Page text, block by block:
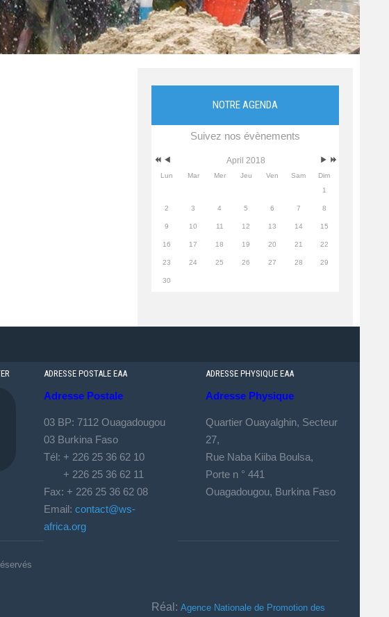
NOTRE AGENDA
Suivez nos évènements
April 2018
Lun Mar Mer Jeu Ven Sam
Dim
1
2 3 4 5 6 7 8
9 10 11 12 13 14 15
16 17 18 19 20 21 22
23 24 25 26 27 28 29
30
ADRESSE POSTALE EAA
Adresse Postale
03 BP: 7112 Ouagadougou
03 Burkina Faso
Tél: + 226 25 36 62 10
+ 226 25 36 62 11
Fax: + 226 25 36 62 08
Email: contact@ws-
africa.org
ADRESSE PHYSIQUE EAA
Adresse Physique
Quartier Ouayalghin, Secteur
27,
Rue Naba Kiiba Boulsa,
Porte n ° 441
Ouagadougou, Burkina Faso
Réal: Agence Nationale de Promotion des